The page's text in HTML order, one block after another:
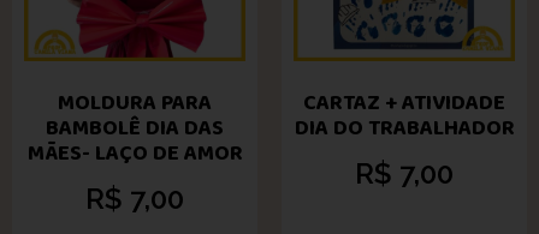
MOLDURA PARA
BAMBOLÊ DIA DAS
MÃES- LAÇO DE AMOR
R$ 7,00
CARTAZ + ATIVIDADE
DIA DO TRABALHADOR
R$ 7,00